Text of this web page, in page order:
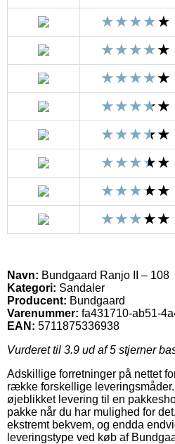
Navn: Bundgaard Ranjo II – 108
Kategori: Sandaler
Producent: Bundgaard
Varenummer: fa431710-ab51-
EAN: 5711875336938
Vurderet til 3.9 ud af 5 stjerner
Adskillige forretninger på nettet
række forskellige
øjeblikket levering til en
pakke når du har mulighed for
ekstremt bekvem, og endda
leveringstype ved køb af